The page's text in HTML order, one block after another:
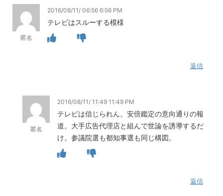
匿名
2016/08/11/ 06:56 6:56 PM
テレビはスルーする模様
返信
匿名
2016/08/11/ 11:49 11:49 PM
テレビは信じられん。安倍鑑定の意向通りの報
道。大手広告代理店と組んで世論を誘導するだ
け。参議院選も都知事選も同じ構図。
返信